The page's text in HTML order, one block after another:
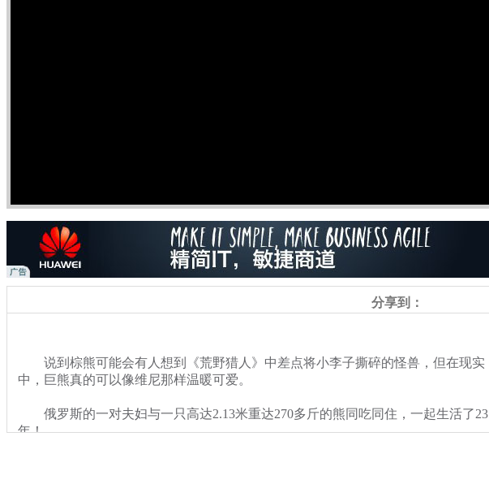
分享到：
说到棕熊可能会有人想到《荒野猎人》中差点将小李子撕碎的怪兽，但在现实
中，巨熊真的可以像维尼那样温暖可爱。
俄罗斯的一对夫妇与一只高达2.13米重达270多斤的熊同吃同住，一起生活了23
年！